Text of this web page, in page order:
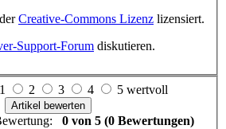
Creative-Commons Lizenz lizensiert.
Support-Forum diskutieren.
1 2 3 4 5 wertvoll
0 von 5 (0 Bewertungen)